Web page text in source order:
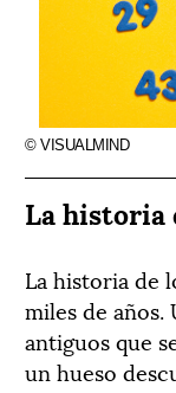
© VISUALMIND
La historia
La historia de
miles de años.
antiguos que
un hueso